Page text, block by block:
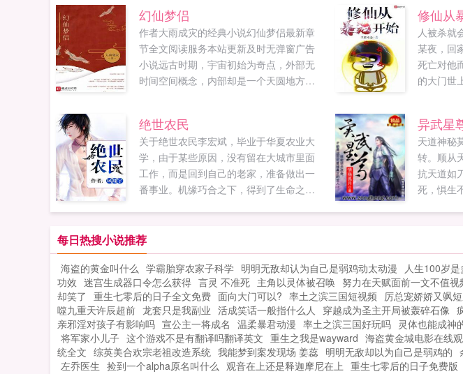
幻仙梦侣
作者大雨成灾的经典小说幻仙梦侣最新章
节全文阅读服务本站更新及时无弹窗广告
小说远古时期，宇宙初始为奇点，外部无
时间空间概念，内部却是一个天圆地方的
道纹，手可摘星辰腹可吞山河，举手间星
辰幻灭。但是正因为无需努力便具备强大
力量，这些神魔无所顾忌无法无天喜怒无
常，天天意气用事整脸讨面，一言不合打
生打死。不知道完成了多少纪元的演化，
奇点空间终于被打的空间破碎。外界虚无
修仙从
人被杀就
某夜，回
死亡对他
的大门世
书弟子粉
绝世农民
关于绝世农民李宏斌，毕业于华夏农业大
学，由于某些原因，没有留在大城市里面
工作，而是回到自己的老家，准备做出一
番事业。机缘巧合之下，得到了生命之神
异武星
天道神秘
转。顺从
抗天道如
死，惧生
录，买断
读，收藏
重生之谜
六大封推
每日热搜小说推荐
海盗的黄金叫什么 学霸胎穿农家子科学 明明无敌却认为自己是弱鸡动太动漫 人生100岁是
功效 迷宫生成器口令怎么获得 言灵 不准死 主角以灵体被召唤 努力在天赋面前一文不值视
却笑了 重生七零后的日子全文免费 面向大门可以? 率土之滨三国短视频 厉总宠娇娇又飒
噬九重天许辰超前 龙套只是我副业 活成笑话一般指什么人 穿越成为圣主开局被轰碎石像
亲邪淫对孩子有影响吗 宣公主一将成名 温柔暴君动漫 率土之滨三国好玩吗 灵体也能成神
将军家小儿子 这个游戏不是有翻译吗翻译英文 重生之我是wayward 海盗黄金城电影在线
统全文 综英美合欢宗老祖改造系统 我能梦到案发现场 姜蕊 明明无敌却以为自己是弱鸡的
左乔医生 捡到一个alpha原名叫什么 观音在上还是释迦摩尼在上 重生七零后的日子免费版